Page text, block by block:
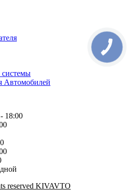
системы
Автомобилей
18:00
reserved KIVAVTO
КНОПКА
ЗВ'ЯЗКУ